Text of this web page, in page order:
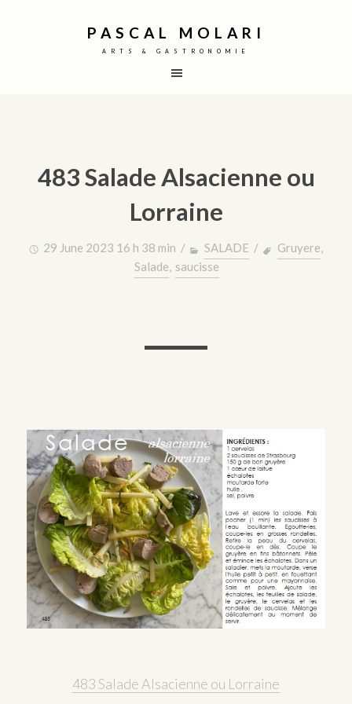
PASCAL MOLARI
ARTS & GASTRONOMIE
483 Salade Alsacienne ou
Lorraine
29 June 2023 16 h 38 min / SALADE / Gruyere,
Salade, saucisse
483 Salade Alsacienne ou Lorraine